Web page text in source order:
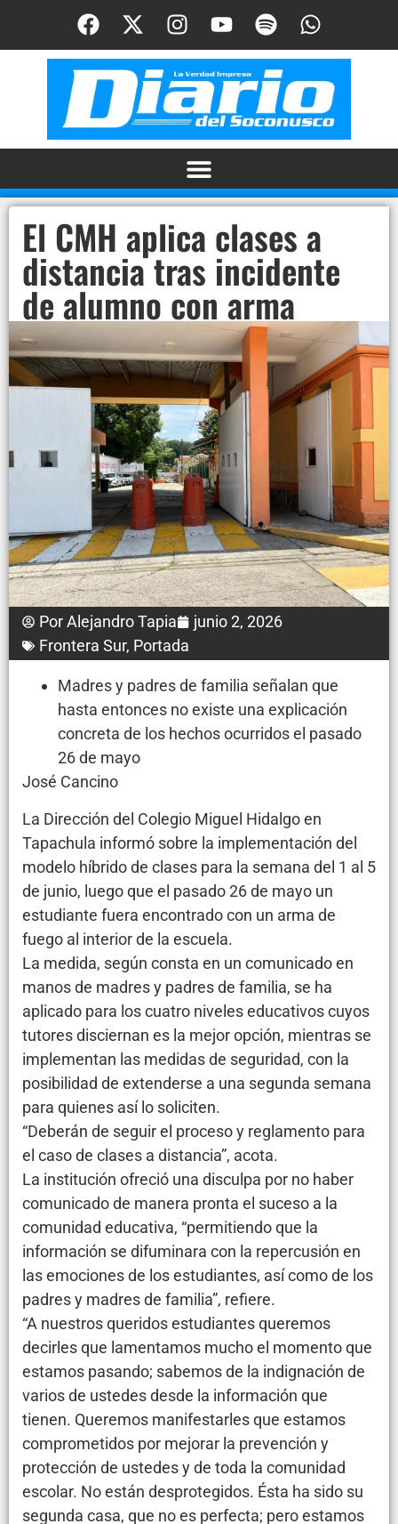
El CMH aplica clases a
distancia tras incidente
de alumno con arma
PorAlejandro Tapia
junio 2, 2026
Frontera Sur, Portada
Madres y padres de familia señalan que
hasta entonces no existe una explicación
concreta de los hechos ocurridos el pasado
26 de mayo
José Cancino
La Dirección del Colegio Miguel Hidalgo en
Tapachula informó sobre la implementación del
modelo híbrido de clases para la semana del 1 al 5
de junio, luego que el pasado 26 de mayo un
estudiante fuera encontrado con un arma de
fuego al interior de la escuela.
La medida, según consta en un comunicado en
manos de madres y padres de familia, se ha
aplicado para los cuatro niveles educativos cuyos
tutores disciernan es la mejor opción, mientras se
implementan las medidas de seguridad, con la
posibilidad de extenderse a una segunda semana
para quienes así lo soliciten.
“Deberán de seguir el proceso y reglamento para
el caso de clases a distancia”, acota.
La institución ofreció una disculpa por no haber
comunicado de manera pronta el suceso a la
comunidad educativa, “permitiendo que la
información se difuminara con la repercusión en
las emociones de los estudiantes, así como de los
padres y madres de familia”, refiere.
“A nuestros queridos estudiantes queremos
decirles que lamentamos mucho el momento que
estamos pasando; sabemos de la indignación de
varios de ustedes desde la información que
tienen. Queremos manifestarles que estamos
comprometidos por mejorar la prevención y
protección de ustedes y de toda la comunidad
escolar. No están desprotegidos. Ésta ha sido su
segunda casa, que no es perfecta; pero estamos